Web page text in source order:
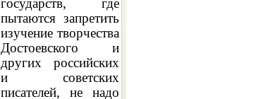
государств, где
пытаются запретить
изучение творчества
Достоевского и
других российских
и советских
писателей, не надо